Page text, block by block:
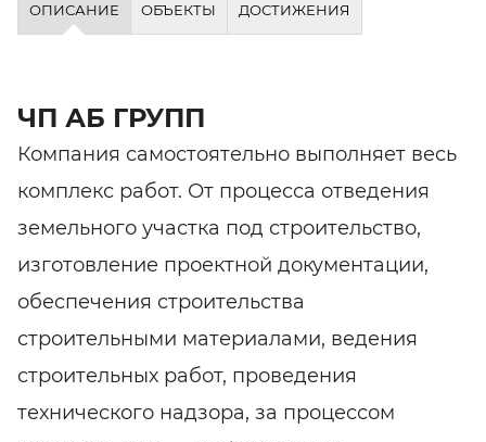
ОПИСАНИЕ ОБЪЕКТЫ ДОСТИЖЕНИЯ
ЧП АБ ГРУПП
Компания самостоятельно выполняет весь
комплекс работ. От процесса отведения
земельного участка под строительство,
изготовление проектной документации,
обеспечения строительства
строительными материалами, ведения
строительных работ, проведения
технического надзора, за процессом